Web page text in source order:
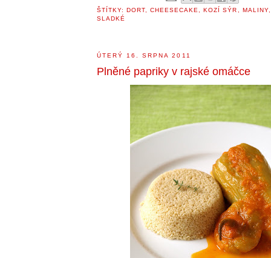
ŠTÍTKY:DORT ,CHEESECAKE ,KOZÍ SÝR MALINY
SLADKÉ
ÚTERÝ 16. SRPNA 2011
Plněné papriky v rajské omáčce